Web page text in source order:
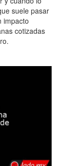
suele pasar
impacto
cotizadas